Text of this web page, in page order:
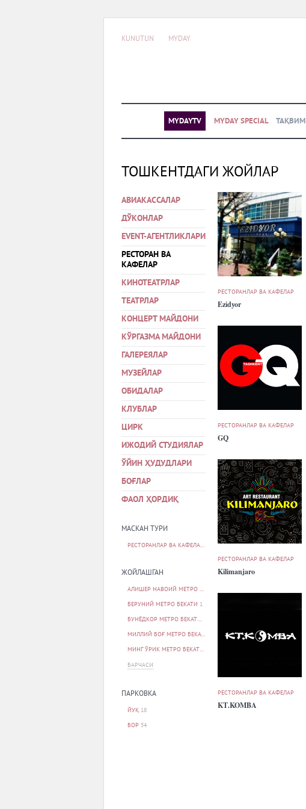
KUNUTUN MYDAY
MYDAYTV MYDAY SPECIAL ТАҚВИМ
ТОШКЕНТДАГИ ЖОЙЛАР
АВИАКАССАЛАР
ДЎКОНЛАР
EVENT-АГЕНТЛИКЛАРИ
РЕСТОРАН ВА
КАФЕЛАР
КИНОТЕАТРЛАР
ТЕАТРЛАР
КОНЦЕРТ МАЙДОНИ
КЎРГАЗМА МАЙДОНИ
ГАЛЕРЕЯЛАР
МУЗЕЙЛАР
ОБИДАЛАР
КЛУБЛАР
ЦИРК
ИЖОДИЙ СТУДИЯЛАР
ЎЙИН ҲУДУДЛАРИ
БОҒЛАР
ФАОЛ ҲОРДИҚ
МАСКАН ТУРИ
РЕСТОРАНЛАР ВА КАФЕЛАР
ЖОЙЛАШГАН
АЛИШЕР НАВОИЙ МЕТРО БЕКАТИ
БЕРУНИЙ МЕТРО БЕКАТИ 1
БУНЁДКОР МЕТРО БЕКАТИ
МИЛЛИЙ БОҒ МЕТРО БЕКАТИ
МИНГ ЎРИК МЕТРО БЕКАТИ
БАРЧАСИ
ПАРКОВКА
ЙУҚ 18
БОР 54
РЕСТОРАНЛАР ВА КАФЕЛАР
Ezidyor
РЕСТОРАНЛАР ВА КАФЕЛАР
GQ
РЕСТОРАНЛАР ВА КАФЕЛАР
Kilimanjaro
РЕСТОРАНЛАР ВА КАФЕЛАР
KТ.KOMBA